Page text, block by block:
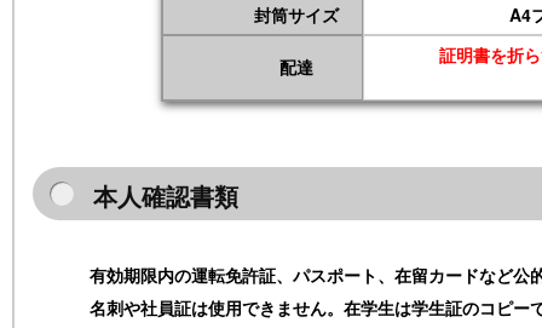
封筒サイズ
A4
配達 証明書を折
本人確認書類
有効期限内の運転免許証、パスポート、在留カードなど公
名刺や社員証は使用できません。在学生は学生証のコピー